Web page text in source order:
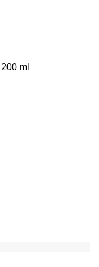
ml